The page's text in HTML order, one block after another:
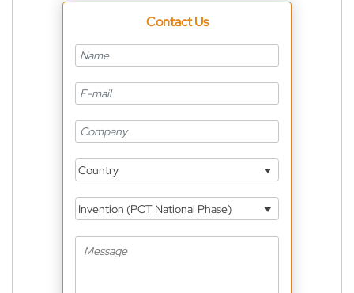
Contact Us
Country
Invention (PCT National Phase)